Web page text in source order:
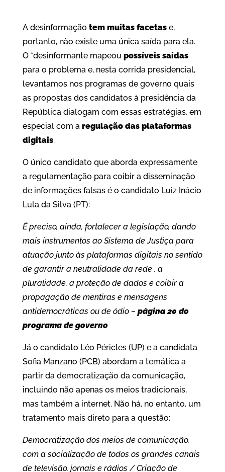
A desinformação tem muitas facetase,
portanto, não existe uma única saída para ela.
O *desinformante mapeou possíveis saídas
para o problema e, nesta corrida presidencial,
levantamos nos programas de governo quais
as propostas dos candidatos à presidência da
República dialogam com essas estratégias, em
especial com a regulação das plataformas
digitais.
O único candidato que aborda expressamente
a regulamentação para coibir a disseminação
de informações falsas é o candidato Luiz Inácio
Lula da Silva (PT):
É preciso, ainda, fortalecer a legislação, dando
mais instrumentos ao Sistema de Justiça para
atuação junto às plataformas digitais no sentido
de garantir a neutralidade da rede , a
pluralidade, a proteção de dados e coibir a
propagação de mentiras e mensagens
antidemocráticas ou de ódio – página 20 do
programa de governo
Já o candidato Léo Péricles (UP) e a candidata
Sofia Manzano (PCB) abordam a temática a
partir da democratização da comunicação,
incluindo não apenas os meios tradicionais,
mas também a internet. Não há, no entanto, um
tratamento mais direto para a questão:
Democratização dos meios de comunicação,
com a socialização de todos os grandes canais
de televisão, jornais e rádios / Criação de